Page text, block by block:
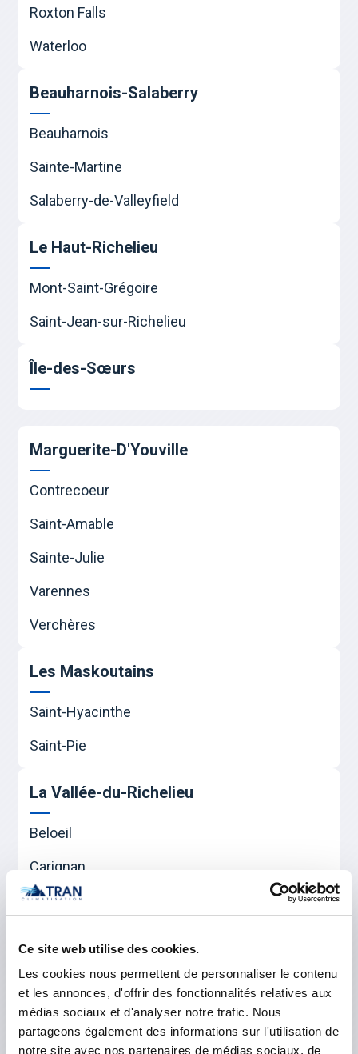
Ce site web utilise des cookies.
Les cookies nous permettent de personnaliser le contenu
et les annonces, d'offrir des fonctionnalités relatives aux
médias sociaux et d'analyser notre trafic. Nous
partageons également des informations sur l'utilisation de
notre site avec nos partenaires de médias sociaux, de
Roxton Falls
Waterloo
Beauharnois-Salaberry
Beauharnois
Sainte-Martine
Salaberry-de-Valleyfield
Le Haut-Richelieu
Mont-Saint-Grégoire
Saint-Jean-sur-Richelieu
Île-des-Sœurs
Marguerite-D'Youville
Contrecoeur
Saint-Amable
Sainte-Julie
Varennes
Verchères
Les Maskoutains
Saint-Hyacinthe
Saint-Pie
La Vallée-du-Richelieu
Beloeil
Carignan
Chambly
Mont-Saint-Hilaire
Otterburn Park
Saint-Basile-le-Grand